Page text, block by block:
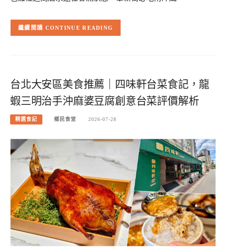
CONTINUE READING
台北大安區美食推薦｜四味軒台菜食記，龍
蝦三明治手沖麻婆豆腐創意台菜評價解析
精選食記 鄉民食堂 2026-07-28